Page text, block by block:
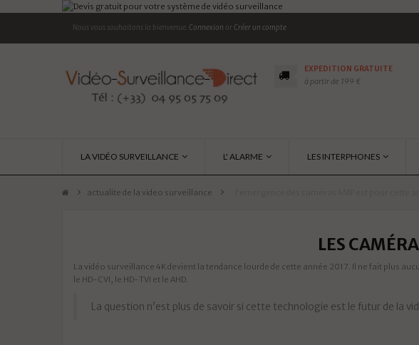
Nous vous souhaitons la bienvenue. Connexion or Créer un compte
EXPÉDITION GRATUITE
à partir de 199 €
LA VIDÉO SURVEILLANCE L' ALARME LES INTERPHONES
actualite de la video surveillance >
LES
La vidéo surveillance 4K devient la tendance lourde de cette année 2017. Il ne fait plus
le HD-CVI, le HD-TVI et le AHD.
La question n’est plus de savoir si cette technologie est le futur de la